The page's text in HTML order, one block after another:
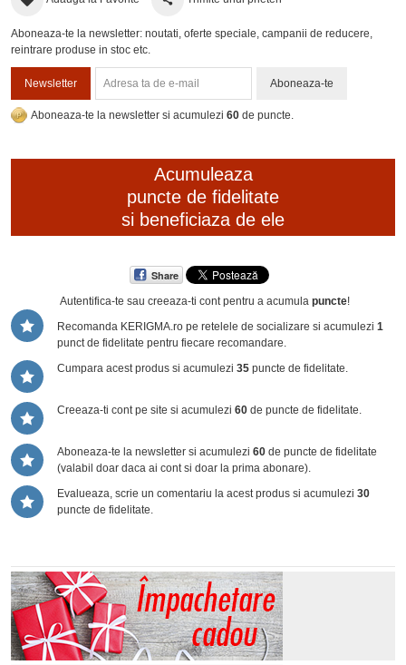
Aboneaza-te la newsletter: noutati, oferte speciale, campanii de reducere,
reintrare produse in stoc etc.
Newsletter Aboneaza-te
Aboneaza-te la newsletter si acumulezi 60 de puncte.
Acumuleaza
puncte de fidelitate
si beneficiaza de ele
Share
Autentifica-te sau creeaza-ti contpentru a acumula puncte!
Recomanda KERIGMA.ro pe retelele de socializare si acumulezi 1
punct de fidelitate pentru fiecare recomandare.
Cumpara acest produs si acumulezi 35 puncte de fidelitate.
Creeaza-ti cont pe site si acumulezi 60 de puncte de fidelitate.
Aboneaza-te la newsletter si acumulezi 60 de puncte de fidelitate
(valabil doar daca ai cont si doar la prima abonare).
Evalueaza, scrie un comentariu la acest produs si acumulezi 30
puncte de fidelitate.